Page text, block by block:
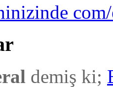
demiş ki;